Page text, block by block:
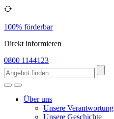
100% förderbar
Direkt informieren
0800 1144123
Über uns
Unsere Verantwortung
Unsere Geschichte